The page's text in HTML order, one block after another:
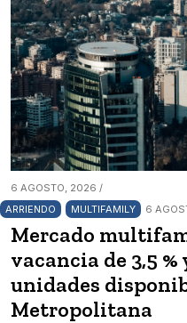
6 AGOSTO, 2026 /
ARRIENDO
MULTIFAMILY 6
Mercado
vacancia de 3,5 %
unidades
Metropolitana